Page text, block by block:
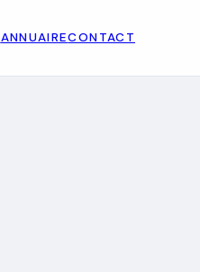
ANNUAIRECONTACT